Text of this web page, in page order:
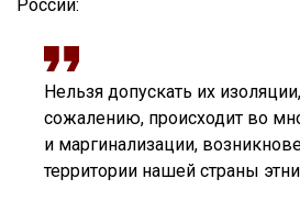
России:
Нельзя допускать их
сожалению, происходит во
и маргинализации,
территории нашей страны